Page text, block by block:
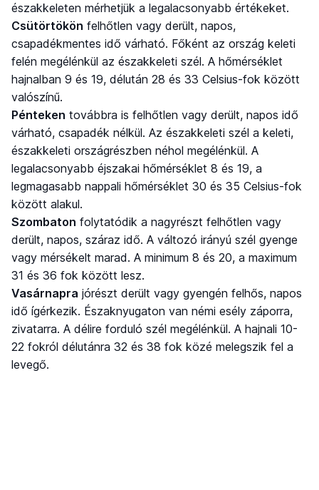
északkeleten mérhetjük a legalacsonyabb értékeket.
Csütörtökön felhőtlen vagy derült, napos,
csapadékmentes idő várható. Főként az ország keleti
felén megélénkül az északkeleti szél. A hőmérséklet
hajnalban 9 és 19, délután 28 és 33 Celsius-fok között
valószínű.
Pénteken továbbra is felhőtlen vagy derült, napos idő
várható, csapadék nélkül. Az északkeleti szél a keleti,
északkeleti országrészben néhol megélénkül. A
legalacsonyabb éjszakai hőmérséklet 8 és 19, a
legmagasabb nappali hőmérséklet 30 és 35 Celsius-fok
között alakul.
Szombaton folytatódik a nagyrészt felhőtlen vagy
derült, napos, száraz idő. A változó irányú szél gyenge
vagy mérsékelt marad. A minimum 8 és 20, a maximum
31 és 36 fok között lesz.
Vasárnapra jórészt derült vagy gyengén felhős, napos
idő ígérkezik. Északnyugaton van némi esély záporra,
zivatarra. A délire forduló szél megélénkül. A hajnali 10-
22 fokról délutánra 32 és 38 fok közé melegszik fel a
levegő.